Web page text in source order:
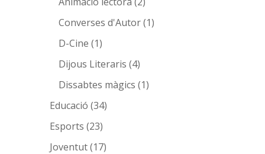
Converses d'Autor(1)
D-Cine (1)
Dijous Literaris (4)
Dissabtes màgics (1)
Educació (34)
Esports (23)
Joventut(17)